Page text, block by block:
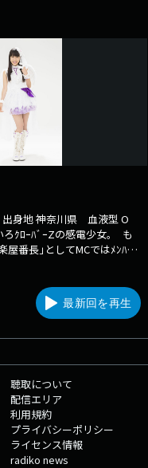
身地 神奈川県 血液型 O
ｸﾛｰﾊﾞｰZの感電少女｡ も
屋番長｣としてMCではﾒﾝﾊﾞｰ
り､ﾏｲﾍﾟｰｽ｡ ｲﾒｰｼﾞｶﾗｰは
最新回を再生
聴取について
配信エリア
利用規約
プライバシーポリシー
ライセンス情報
radiko news